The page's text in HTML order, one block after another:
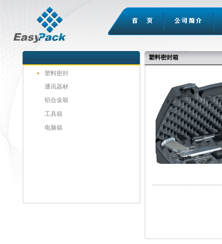
塑料密封
通讯器材
铝合金箱
工具箱
电脑箱
塑料密封箱